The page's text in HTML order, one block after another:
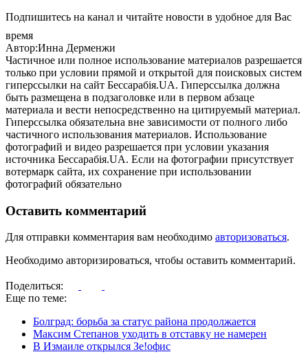
Подпишитесь на канал и читайте новости в удобное для Вас
время
Автор:Инна Дерменжи
Частичное или полное использование материалов разрешается
только при условии прямой и открытой для поисковых систем
гиперссылки на сайт Бессарабія.UA. Гиперссылка должна
быть размещена в подзаголовке или в первом абзаце
материала и вести непосредственно на цитируемый материал.
Гиперссылка обязательна вне зависимости от полного либо
частичного использования материалов. Использование
фотографий и видео разрешается при условии указания
источника Бессарабія.UA. Если на фотографии присутствует
вотермарк сайта, их сохранение при использовании
фотографий обязательно
Оставить комментарий
Для отправки комментария вам необходимо авторизоваться.
Необходимо авторизироваться, чтобы оставить комментарий.
Поделиться:
Еще по теме:
Болград: борьба за статус района продолжается
Максим Степанов уходить в отставку не намерен
В Измаиле открылся Зе!офис